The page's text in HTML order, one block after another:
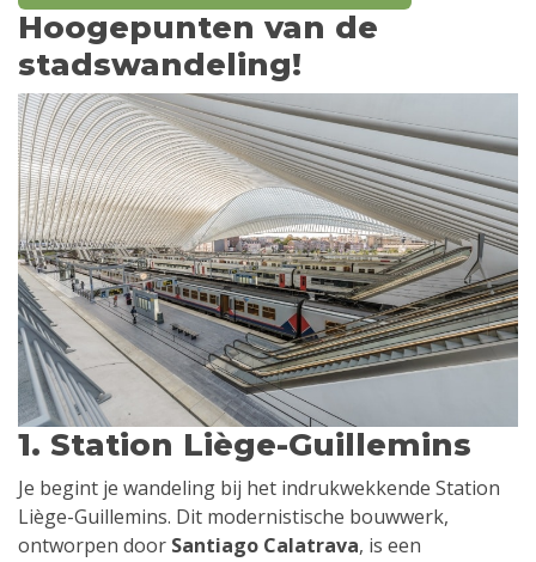
Hoogepunten van de
stadswandeling!
1. Station Liège-Guillemins
Je begint je wandeling bij het indrukwekkende Station
Liège-Guillemins. Dit modernistische bouwwerk,
ontworpen door Santiago Calatrava, is een